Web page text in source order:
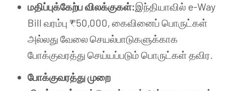
மதிப்புக்கேற்ப விலக்குகள்:இந்தியாவில் e-Way
Bill வரம்பு ₹50,000, கைவினைப் பொருட்கள்
அல்லது வேலை செயல்பாடுகளுக்காக
போக்குவரத்து செய்யப்படும் பொருட்கள் தவிர.
போக்குவரத்து முறை